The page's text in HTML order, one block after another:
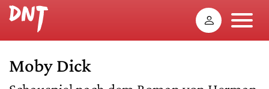
Moby Dick